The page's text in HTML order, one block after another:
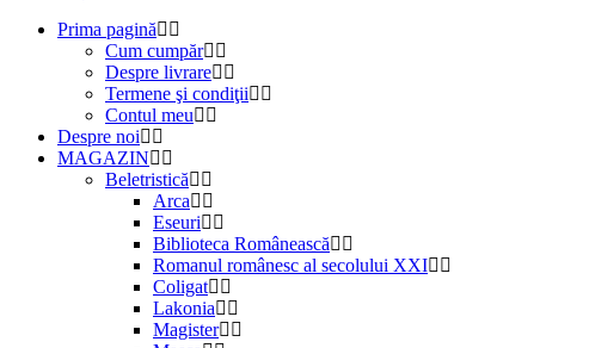
Prima pagină
Cum cumpăr
Despre livrare
Termene şi condiţii
Contul meu
Despre noi
MAGAZIN
Beletristică
Arca
Eseuri
Biblioteca Românească
Romanul românesc al secolului XXI
Coligat
Lakonia
Magister